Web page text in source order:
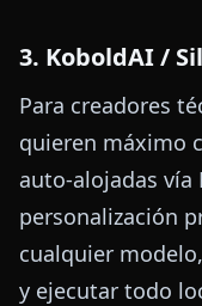
3. KoboldAI /
Para creadores
quieren máximo
auto-alojadas vía
personalización
cualquier
y ejecutar todo